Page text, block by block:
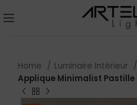
Home Luminaire Intérieur
Applique Minimalist Pastille